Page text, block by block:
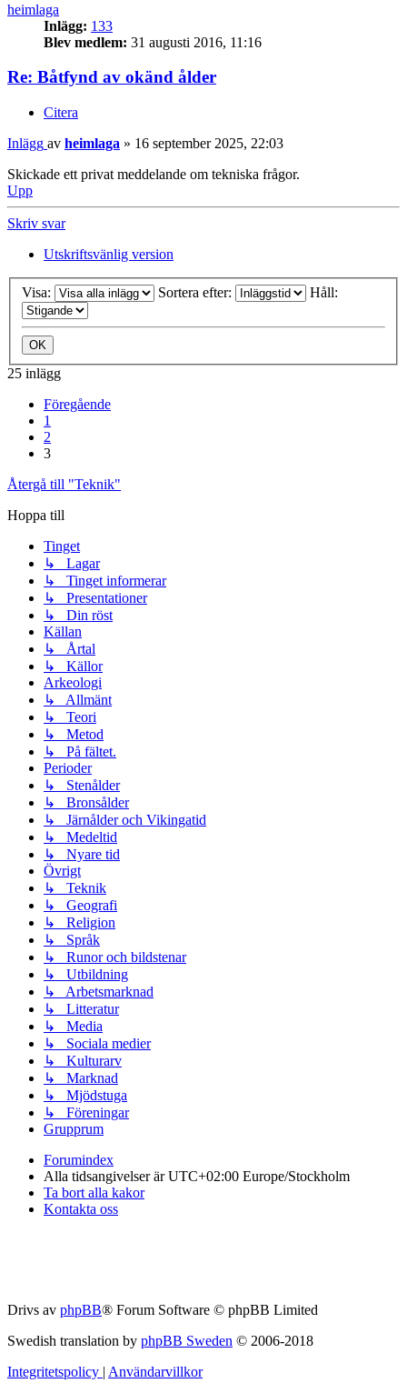
heimlaga
Inlägg: 133
Blev medlem: 31 augusti 2016, 11:16
Re: Båtfynd av okänd ålder
Citera
Inlägg av heimlaga » 16 september 2025, 22:03
Skickade ett privat meddelande om tekniska frågor.
Upp
Skriv svar
Utskriftsvänlig version
Visa: Sortera efter: Håll:
25 inlägg
Föregående
1
2
3
Återgå till "Teknik"
Hoppa till
Tinget
↳ Lagar
↳ Tinget informerar
↳ Presentationer
↳ Din röst
Källan
↳ Årtal
↳ Källor
Arkeologi
↳ Allmänt
↳ Teori
↳ Metod
↳ På fältet.
Perioder
↳ Stenålder
↳ Bronsålder
↳ Järnålder och Vikingatid
↳ Medeltid
↳ Nyare tid
Övrigt
↳ Teknik
↳ Geografi
↳ Religion
↳ Språk
↳ Runor och bildstenar
↳ Utbildning
↳ Arbetsmarknad
↳ Litteratur
↳ Media
↳ Sociala medier
↳ Kulturarv
↳ Marknad
↳ Mjödstuga
↳ Föreningar
Grupprum
Forumindex
Alla tidsangivelser är UTC+02:00 Europe/Stockholm
Ta bort alla kakor
Kontakta oss
Drivs av phpBB® Forum Software © phpBB Limited
Swedish translation by phpBB Sweden © 2006-2018
Integritetspolicy | Användarvillkor